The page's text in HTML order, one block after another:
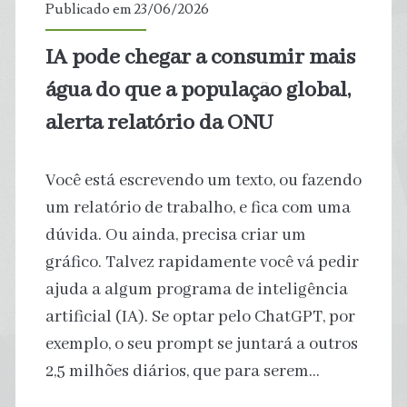
para
banho
Publicado em 23/06/2026
IA pode chegar a consumir mais
água do que a população global,
alerta relatório da ONU
Você está escrevendo um texto, ou fazendo
um relatório de trabalho, e fica com uma
dúvida. Ou ainda, precisa criar um
gráfico. Talvez rapidamente você vá pedir
ajuda a algum programa de inteligência
artificial (IA). Se optar pelo ChatGPT, por
exemplo, o seu prompt se juntará a outros
2,5 milhões diários, que para serem…